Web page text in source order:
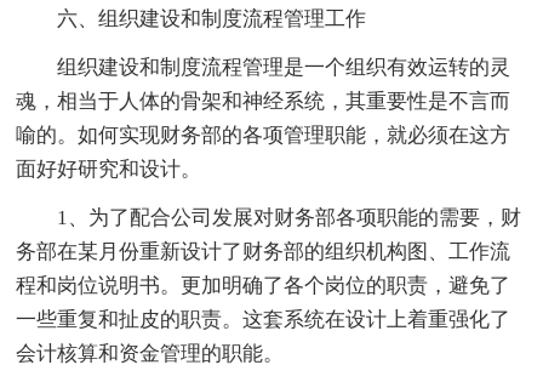
六、组织建设和制度流程管理工作
组织建设和制度流程管理是一个组织有效运转的灵
魂，相当于人体的骨架和神经系统，其重要性是不言而
喻的。如何实现财务部的各项管理职能，就必须在这方
面好好研究和设计。
1、为了配合公司发展对财务部各项职能的需要，财
务部在某月份重新设计了财务部的组织机构图、工作流
程和岗位说明书。更加明确了各个岗位的职责，避免了
一些重复和扯皮的职责。这套系统在设计上着重强化了
会计核算和资金管理的职能。